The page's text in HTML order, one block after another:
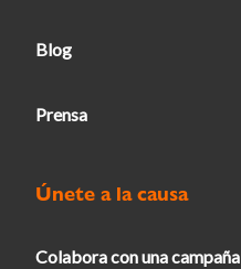
Blog
Prensa
Únete a la causa
Colabora con una campaña